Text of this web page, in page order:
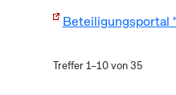
Beteiligungsportal
Treffer 1–10 von 35